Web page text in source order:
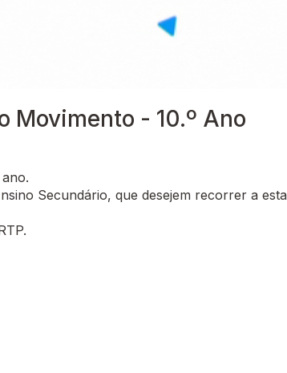
Movimento - 10.º Ano
Secundário, que desejem recorrer a esta